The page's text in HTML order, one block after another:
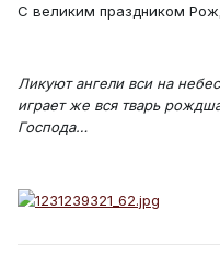
С великим праздником
Ликуют ангели вси на
играет же вся тварь
Господа…